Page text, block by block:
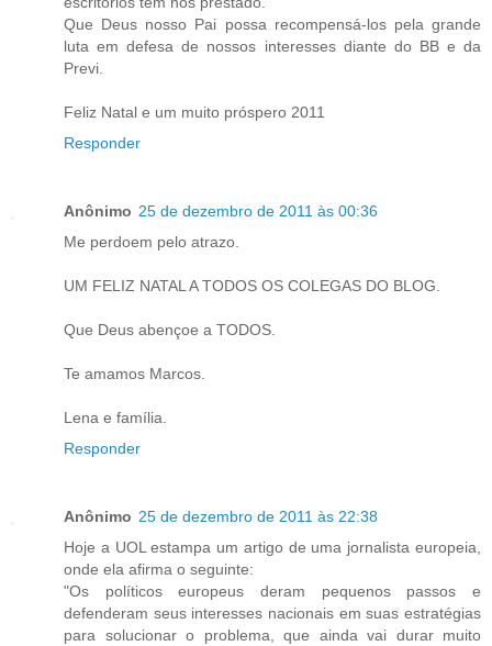
Que Deus nosso Pai possa recompensá-los pela grande
luta em defesa de nossos interesses diante do BB e da
Previ.
Feliz Natal e um muito próspero 2011
Responder
Anônimo 25 de dezembro de 2011 às 00:36
Me perdoem pelo atrazo.
UM FELIZ NATAL A TODOS OS COLEGAS DO BLOG.
Que Deus abençoe a TODOS.
Te amamos Marcos.
Lena e família.
Responder
Anônimo 25 de dezembro de 2011 às 22:38
Hoje a UOL estampa um artigo de uma jornalista europeia,
onde ela afirma o seguinte:
"Os políticos europeus deram pequenos passos e
defenderam seus interesses nacionais em suas estratégias
para solucionar o problema, que ainda vai durar muito